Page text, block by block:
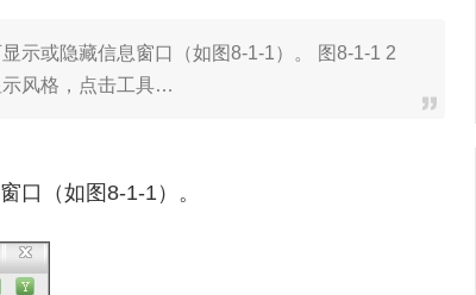
示或隐藏信息窗口（如图8-1-1）。 图8-1-1 2
示风格，点击工具…
口（如图8-1-1）。